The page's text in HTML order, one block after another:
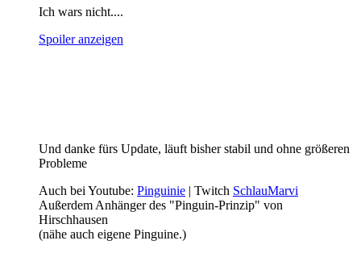
Ich wars nicht....
Spoiler anzeigen
Und danke fürs Update, läuft bisher stabil und ohne größeren
Probleme
Auch bei Youtube: Pinguinie | Twitch SchlauMarvi
Außerdem Anhänger des "Pinguin-Prinzip" von
Hirschhausen
(nähe auch eigene Pinguine.)